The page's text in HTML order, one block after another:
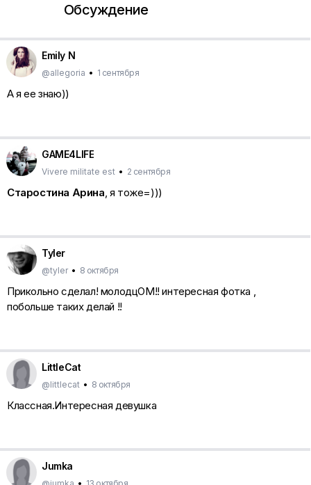
Обсуждение
Emily N
@allegoria • 1 сентября
А я ее знаю))
GAME4LIFE
Vivere militate est • 2 сентября
Старостина Арина, я тоже=)))
Tyler
@tyler • 8 октября
Прикольно сделал! молодцОМ!! интересная фотка ,
побольше таких делай !!
LittleCat
@littlecat • 8 октября
Классная.Интересная девушка
Jumka